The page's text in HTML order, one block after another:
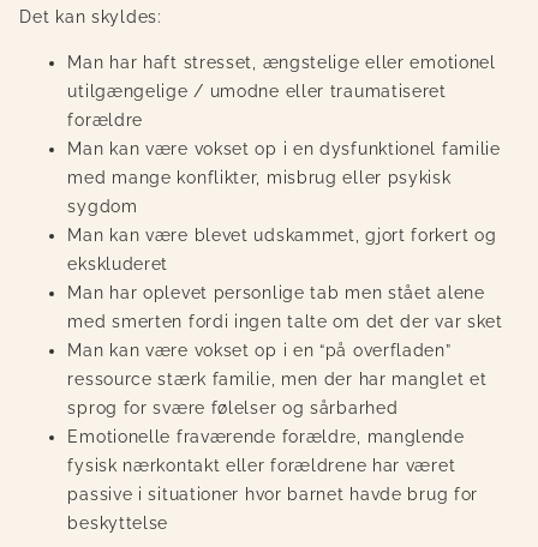
Det kan skyldes:
Man har haft stresset, ængstelige eller emotionel
utilgængelige / umodne eller traumatiseret
forældre
Man kan være vokset op i en dysfunktionel familie
med mange konflikter, misbrug eller psykisk
sygdom
Man kan være blevet udskammet, gjort forkert og
ekskluderet
Man har oplevet personlige tab men stået alene
med smerten fordi ingen talte om det der var sket
Man kan være vokset op i en “på overfladen”
ressource stærk familie, men der har manglet et
sprog for svære følelser og sårbarhed
Emotionelle fraværende forældre, manglende
fysisk nærkontakt ellerforældrene har været
passive i situationer hvor barnet havde brug for
beskyttelse